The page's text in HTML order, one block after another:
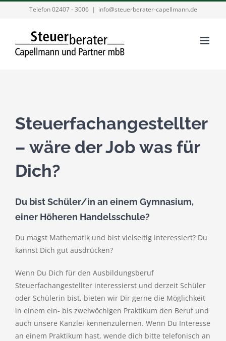
Telefon 02407 - 3006 | info@steuerberater-capellmann.de
Steuerfachangestellter
– wäre der Job was für
Dich?
Du bist Schüler/in an einem Gymnasium,
einer Höheren Handelsschule?
Du magst Mathematik und bist vielseitig interessiert? Du
kannst Dich gut ausdrücken?
Wenn Du Dich für den Ausbildungsberuf
Steuerfachangestellter interessierst und derzeit Schüler
oder Schülerin bist, bieten wir Dir gerne die Möglichkeit
in einem ein- bis zweiwöchigen Praktikum den Beruf und
auch unsere Kanzlei kennenzulernen. Wenn Du Interesse
an einem Praktikum hast, wende dich bitte telefonisch an